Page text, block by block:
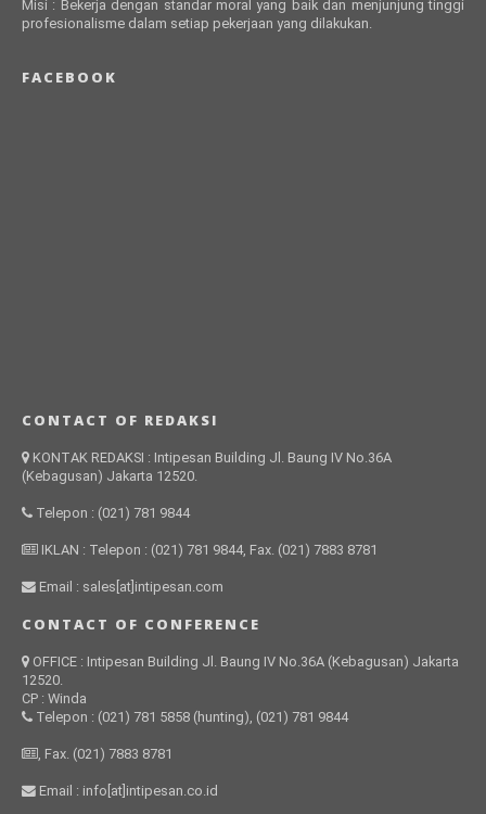
Misi : Bekerja dengan standar moral yang baik dan menjunjung tinggi
profesionalisme dalam setiap pekerjaan yang dilakukan.
FACEBOOK
CONTACT OF REDAKSI
KONTAK REDAKSI : Intipesan Building Jl. Baung IV No.36A
(Kebagusan) Jakarta 12520.
Telepon : (021) 781 9844
IKLAN : Telepon : (021) 781 9844, Fax. (021) 7883 8781
Email : sales[at]intipesan.com
CONTACT OF CONFERENCE
OFFICE : Intipesan Building Jl. Baung IV No.36A (Kebagusan) Jakarta
12520.
CP : Winda
Telepon : (021) 781 5858 (hunting), (021) 781 9844
, Fax. (021) 7883 8781
Email : info[at]intipesan.co.id